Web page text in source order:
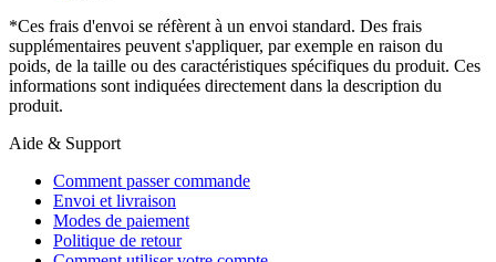
*Ces frais d'envoi se réfèrent à un envoi standard. Des frais
supplémentaires peuvent s'appliquer, par exemple en raison du
poids, de la taille ou des caractéristiques spécifiques du produit. Ces
informations sont indiquées directement dans la description du
produit.
Aide & Support
Comment passer commande
Envoi et livraison
Modes de paiement
Politique de retour